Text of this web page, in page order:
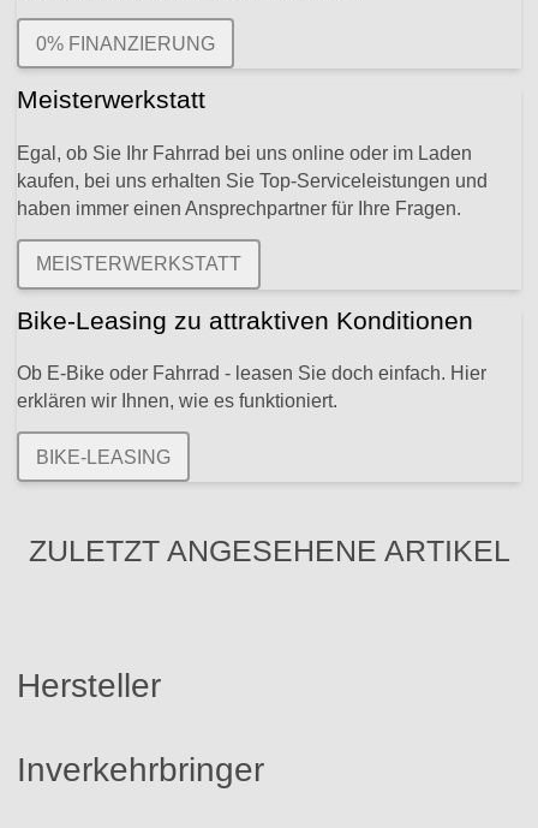
0% FINANZIERUNG
Meisterwerkstatt
Egal, ob Sie Ihr Fahrrad bei uns online oder im Laden
kaufen, bei uns erhalten Sie Top-Serviceleistungen und
haben immer einen Ansprechpartner für Ihre Fragen.
MEISTERWERKSTATT
Bike-Leasing zu attraktiven Konditionen
Ob E-Bike oder Fahrrad - leasen Sie doch einfach. Hier
erklären wir Ihnen, wie es funktioniert.
BIKE-LEASING
ZULETZT ANGESEHENE ARTIKEL
Hersteller
Inverkehrbringer